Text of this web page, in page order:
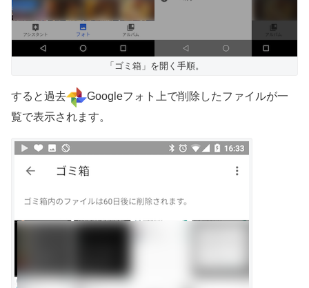
「ゴミ箱」を開く手順。
すると過去
Googleフォト上で削除したファイルが一
覧で表示されます。